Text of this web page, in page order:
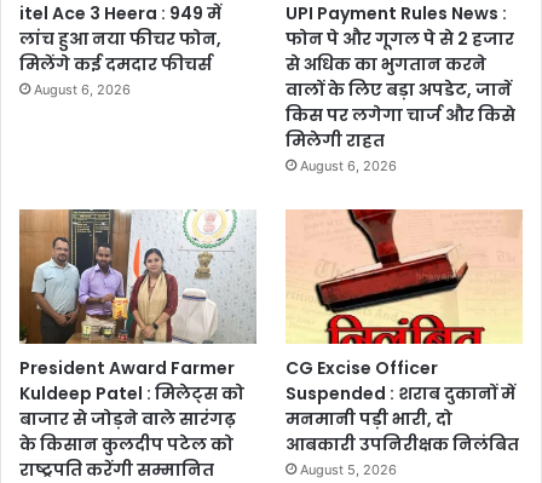
itel Ace 3 Heera : 949 में
लांच हुआ नया फीचर फोन,
मिलेंगे कई दमदार फीचर्स
August 6, 2026
UPI Payment Rules News :
फोन पे और गूगल पे से 2 हजार
से अधिक का भुगतान करने
वालों के लिए बड़ा अपडेट, जानें
किस पर लगेगा चार्ज और किसे
मिलेगी राहत
August 6, 2026
President Award Farmer
Kuldeep Patel : मिलेट्स को
बाजार से जोड़ने वाले सारंगढ़
के किसान कुलदीप पटेल को
राष्ट्रपति करेंगी सम्मानित
CG Excise Officer
Suspended : शराब दुकानों में
मनमानी पड़ी भारी, दो
आबकारी उपनिरीक्षक निलंबित
August 5, 2026